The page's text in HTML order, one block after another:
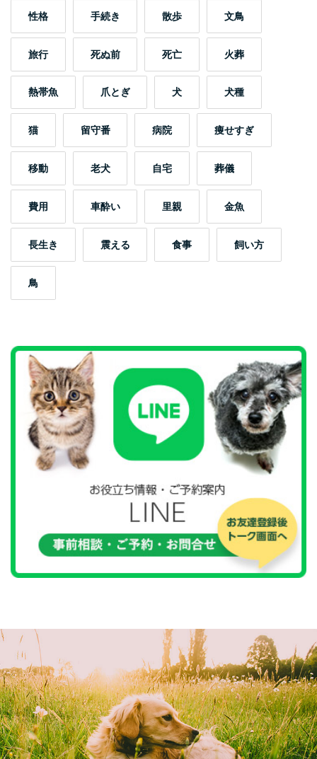
性格 手続き 散歩 文鳥
旅行 死ぬ前 死亡 火葬
熱帯魚 爪とぎ 犬 犬種
猫 留守番 病院 痩せすぎ
移動 老犬 自宅 葬儀
費用 車酔い 里親 金魚
長生き 震える 食事 飼い方
鳥